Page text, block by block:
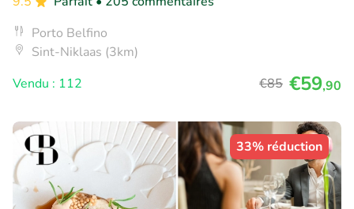
Porto Belfino
Sint-Niklaas (3km)
Vendu : 112
€85 €59,90
33% réduction